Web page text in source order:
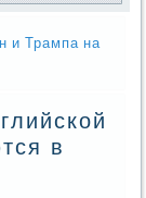
и Трампа на
в